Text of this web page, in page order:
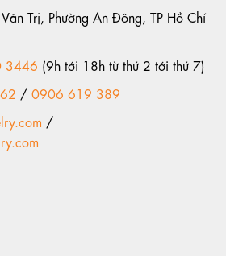
Trị, Phường An Đông, TP Hồ Chí
3446 (9h tới 18h từ thứ 2 tới thứ 7)
/ 0906 619 389
/